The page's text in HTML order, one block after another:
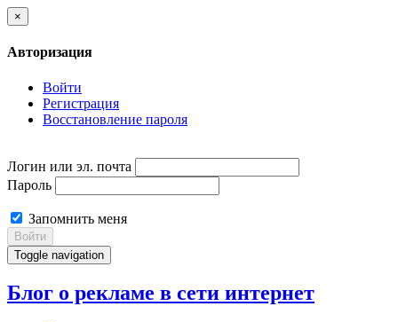
×
Авторизация
Войти
Регистрация
Восстановление пароля
Логин или эл. почта
Пароль
Запомнить меня
Войти
Toggle navigation
Блог о рекламе в сети интернет